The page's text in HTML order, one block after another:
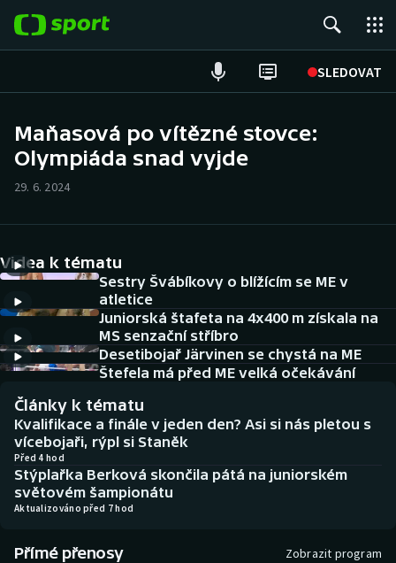
SLEDOVAT
Hokej
Cyklistika
DALŠÍ SPORTY
Americký fotbal
Baseball a softbal
Basketbal
Biatlon
NEPŘEHLÉDNĚTE
Soutěže
Historické návraty
Aplikace ČT sport
Maňasová po vítězné stovce:
Olympiáda snad vyjde
29. 6. 2024
Videa k tématu
Sestry Švábíkovy o blížícím se ME v
atletice
Juniorská štafeta na 4x400 m získala na
MS senzační stříbro
Desetibojař Järvinen se chystá na ME
Štefela má před ME velká očekávání
Články k tématu
Kvalifikace a finále v jeden den? Asi si nás pletou s
vícebojaři, rýpl si Staněk
Před 4 hod
Stýplařka Berková skončila pátá na juniorském
světovém šampionátu
Aktualizováno před 7 hod
Přímé přenosy Zobrazit program